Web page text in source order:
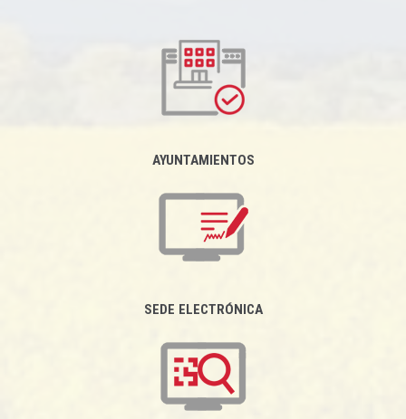
AYUNTAMIENTOS
SEDE ELECTRÓNICA